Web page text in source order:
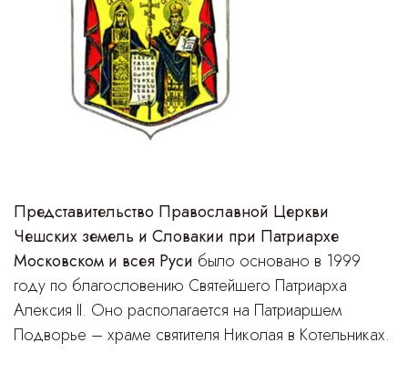
Представительство Православной Церкви
Чешских земель и Словакии при Патриархе
Московском и всея Руси было основано в 1999
году по благословению Святейшего Патриарха
Алексия II. Оно располагается на Патриаршем
Подворье – храме святителя Николая в Котельниках.